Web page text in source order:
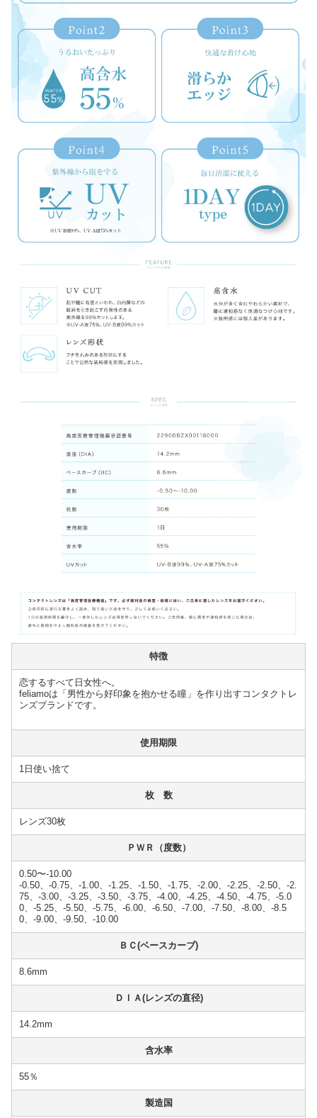
特徴
恋するすべて日女性へ。
feliamoは「男性から好印象を抱かせる瞳」を作り出すコンタクトレ
ンズブランドです。
使用期限
1日使い捨て
枚 数
レンズ30枚
ＰＷＲ（度数）
0.50〜-10.00
-0.50、-0.75、-1.00、-1.25、-1.50、-1.75、-2.00、-2.25、-2.50、-2.
75、-3.00、-3.25、-3.50、-3.75、-4.00、-4.25、-4.50、-4.75、-5.0
0、-5.25、-5.50、-5.75、-6.00、-6.50、-7.00、-7.50、-8.00、-8.5
0、-9.00、-9.50、-10.00
ＢＣ(ベースカーブ)
8.6mm
ＤＩＡ(レンズの直径)
14.2mm
含水率
55％
製造国